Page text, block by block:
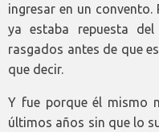
ingresar en un convento.
ya estaba repuesta
rasgados antes de que
que decir.
Y fue porque él mismo
últimos años sin que lo